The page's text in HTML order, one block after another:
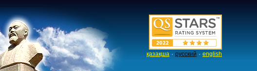
қазақша · русский · english